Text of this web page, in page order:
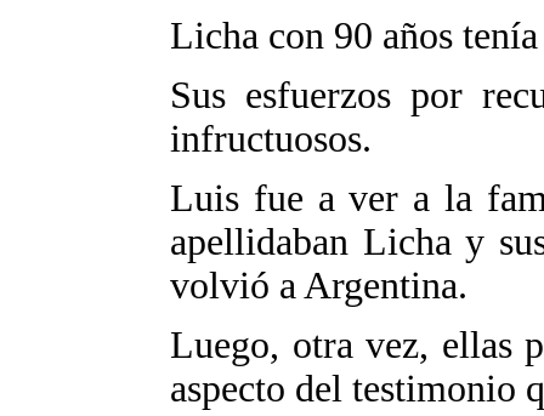
Licha con 90 años
Sus esfuerzos por
infructuosos.
Luis fue a ver a la
apellidaban Licha y
volvió a Argentina.
Luego, otra vez, ellas
aspecto del testimonio